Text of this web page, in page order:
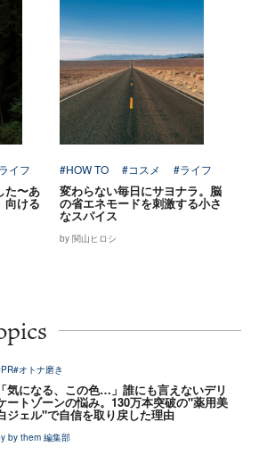
イフ
た〜あ
向ける
#HOW TO #コスメ #ライフ
変わらない毎日にサヨナラ。脳
の省エネモードを刺激する小さ
なスパイス
by 関山ヒロシ
#オトナ磨き
「気になる、この色…」誰にも言えないデリ
ートゾーンの悩み。130万本突破の"薬用美
ジェル"で自信を取り戻した理由
by them 編集部